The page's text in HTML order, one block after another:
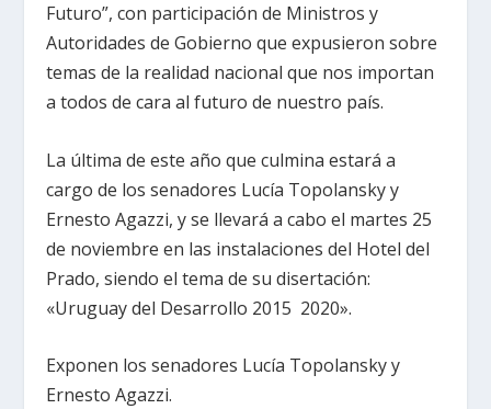
Futuro”, con participación de Ministros y
Autoridades de Gobierno que expusieron sobre
temas de la realidad nacional que nos importan
a todos de cara al futuro de nuestro país.
La última de este año que culmina estará a
cargo de los senadores Lucía Topolansky y
Ernesto Agazzi, y se llevará a cabo el martes 25
de noviembre en las instalaciones del Hotel del
Prado, siendo el tema de su disertación:
«Uruguay del Desarrollo 2015 ­ 2020».
Exponen los senadores Lucía Topolansky y
Ernesto Agazzi.